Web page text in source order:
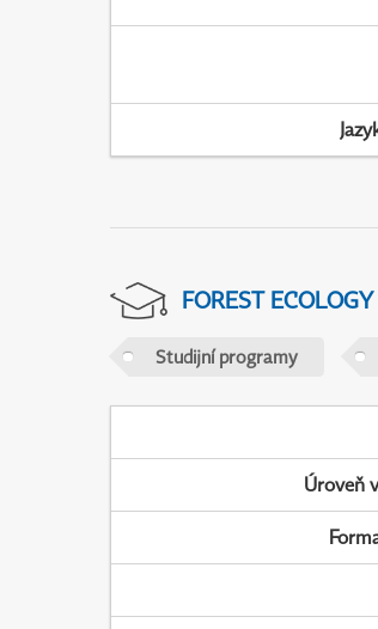
FOREST ECOLOGY
Studijní programy
Úroveň